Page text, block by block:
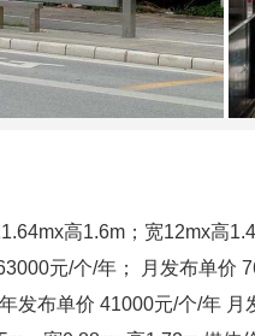
高1.6m；宽12mx高
元/个/年； 月发布单价
发布单价 41000元/个/年